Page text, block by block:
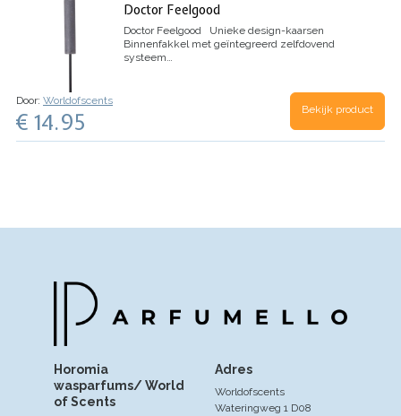
Doctor Feelgood
Doctor Feelgood
Unieke design-kaarsen
Binnenfakkel met geïntegreerd zelfdovend
systeem…
Door: Worldofscents
€ 14.95 Bekijk product
Adres
Worldofscents
Wateringweg 1 D08
Horomia
wasparfums/ World
of Scents